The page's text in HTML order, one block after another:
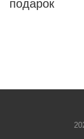
подарок